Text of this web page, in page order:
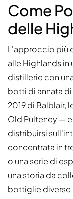
Come
delle
L'approccio più
alle Highlands in
distillerie con
botti di annata
2019 di Balblair,
Old Pulteney —
distribuirsi
concentrata in
o una serie di
una storia da
bottiglie diverse